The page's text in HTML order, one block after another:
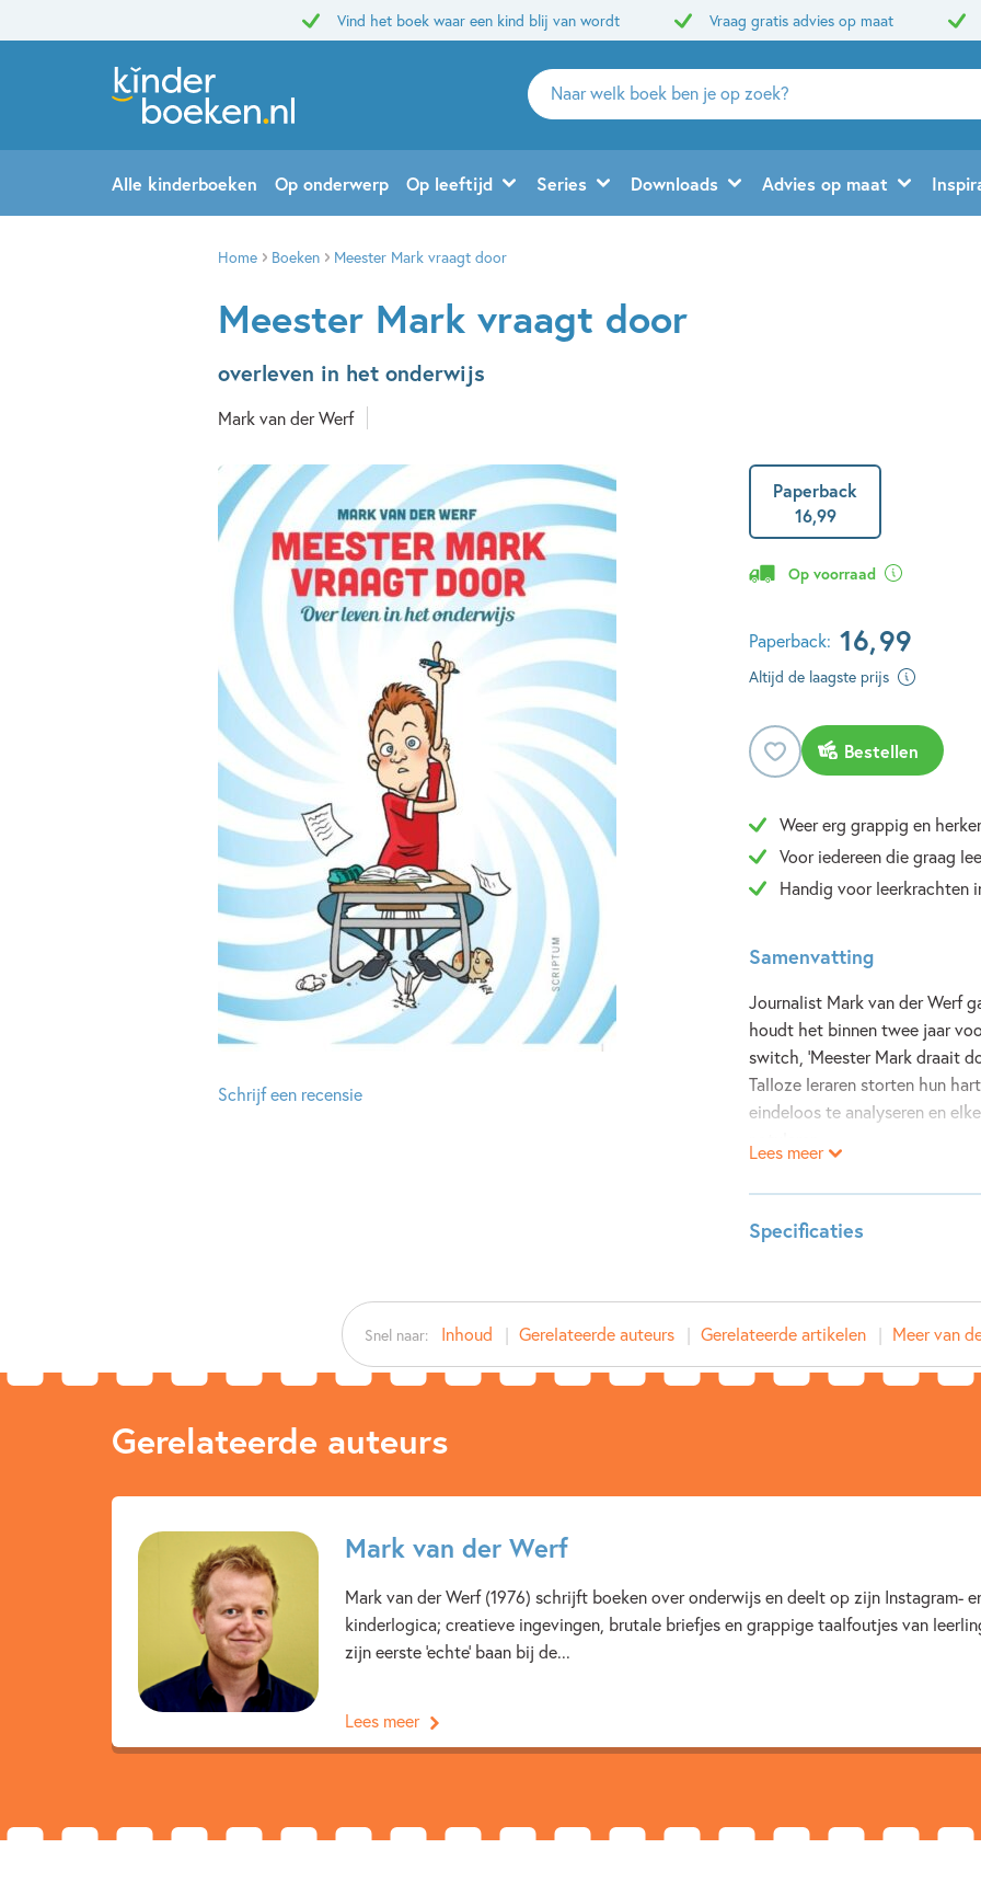
Vind het boek waar een kind blij van wordt Vraag gratis advies op maat
Zoeken
naar
en
uitgevers
Alle kinderboeken Op onderwerp Op leeftijd Series Downloads Advies op maat
Home Boeken Meester Mark vraagt door
Meester Mark vraagt door
overleven in het onderwijs
Mark van der Werf
Schrijf een recensie
Paperback
16,99
Op voorraad
Paperback: 16,99
Altijd de laagste prijs
Bestellen
Weer erg grappig en
Voor iedereen die graag
Handig voor leerkrachten
Samenvatting
Journalist Mark van der Werf
houdt het binnen twee jaar
switch, 'Meester Mark draait
Talloze leraren storten hun
eindeloos te analyseren en
Dreigen ze allemaal te
fluitend naar hun werk? In
tientallen leerkrachten van
onderwijs. Ze beschrijven
Met veel humor vertellen de
verantwoordingsdrift en
denken dat leraren slechts
Lees meer
Specificaties
NUR:
740
Type:
Auteur(s):
Mark
Snel naar: Inhoud Gerelateerde auteurs Gerelateerde artikelen Meer van
Gerelateerde auteurs
Mark van der Werf
Mark van der Werf (1976) schrijft boeken over onderwijs en deelt op zijn Instagram-
kinderlogica; creatieve ingevingen, brutale briefjes en grappige taalfoutjes van
zijn eerste ‘echte’ baan bij de...
Lees meer